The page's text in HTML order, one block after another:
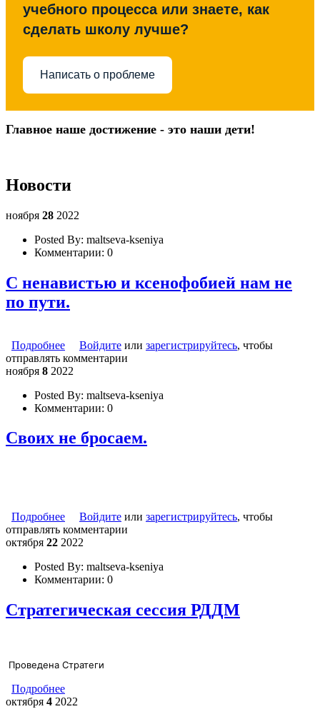
учебного процесса или знаете, как
сделать школу лучше?
Написать о проблеме
Главное наше достижение - это наши дети!
Новости
ноября 28 2022
Posted By: maltseva-kseniya
Комментарии: 0
С ненавистью и ксенофобией нам не
по пути.
Подробнее о С ненавистью и ксенофобией нам не по пути.
Войдите или зарегистрируйтесь, чтобы
отправлять комментарии
ноября 8 2022
Posted By: maltseva-kseniya
Комментарии: 0
Своих не бросаем.
Подробнее о Своих не бросаем.
Войдите или зарегистрируйтесь, чтобы
отправлять комментарии
октября 22 2022
Posted By: maltseva-kseniya
Комментарии: 0
Стратегическая сессия РДДМ
Проведена Стратеги
Подробнее
октября 4 2022